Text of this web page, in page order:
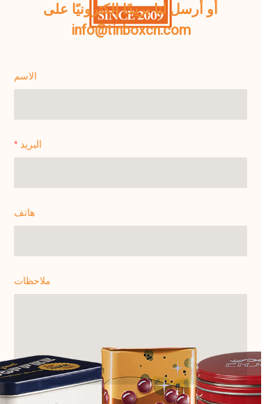
أو أرسل لنا بريدًا إلكترونيًا على
info@tinboxcn.com
الاسم
البريد
هاتف
ملاحظات